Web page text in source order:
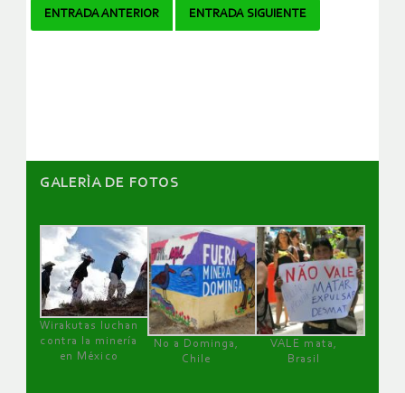
Navegador
ENTRADA ANTERIOR ENTRADA SIGUIENTE
GALERÌA DE FOTOS
Wirakutas luchan
contra la minería
en México
No a Dominga,
Chile
VALE mata,
Brasil